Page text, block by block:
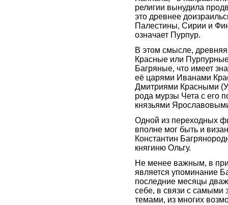
религии вынудила
это древнее
Палестины, Сирии и
означает Пурпур.
В этом смысле,
Красные или
Багряные, что имеет
её царями Иванами
Дмитриями Красными
рода мурзы Чета с его
князьями
Одной из переходных
вполне мог быть и
Константин
княгиню Ольгу.
Не менее важным, в
является упоминание
последние месяцы
себе, в связи с самыми
темами, из многих